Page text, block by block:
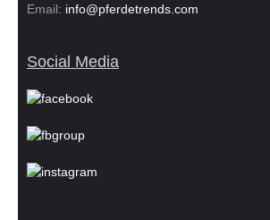
Email: info@pferdetrends.com
Social Media